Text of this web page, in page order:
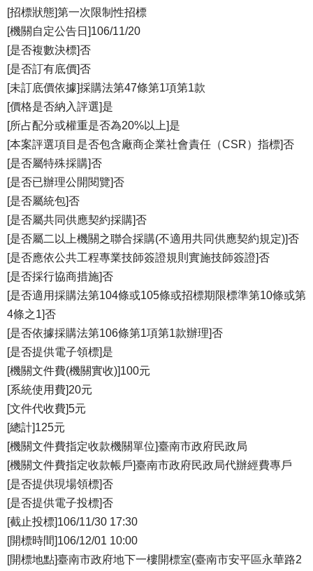
[招標狀態]第一次限制性招標
[機關自定公告日]106/11/20
[是否複數決標]否
[是否訂有底價]否
[未訂底價依據]採購法第47條第1項第1款
[價格是否納入評選]是
[所占配分或權重是否為20%以上]是
[本案評選項目是否包含廠商企業社會責任（CSR）指標]否
[是否屬特殊採購]否
[是否已辦理公開閱覽]否
[是否屬統包]否
[是否屬共同供應契約採購]否
[是否屬二以上機關之聯合採購(不適用共同供應契約規定)]否
[是否應依公共工程專業技師簽證規則實施技師簽證]否
[是否採行協商措施]否
[是否適用採購法第104條或105條或招標期限標準第10條或第
4條之1]否
[是否依據採購法第106條第1項第1款辦理]否
[是否提供電子領標]是
[機關文件費(機關實收)]100元
[系統使用費]20元
[文件代收費]5元
[總計]125元
[機關文件費指定收款機關單位]臺南市政府民政局
[機關文件費指定收款帳戶]臺南市政府民政局代辦經費專戶
[是否提供現場領標]否
[是否提供電子投標]否
[截止投標]106/11/30 17:30
[開標時間]106/12/01 10:00
[開標地點]臺南市政府地下一樓開標室(臺南市安平區永華路2